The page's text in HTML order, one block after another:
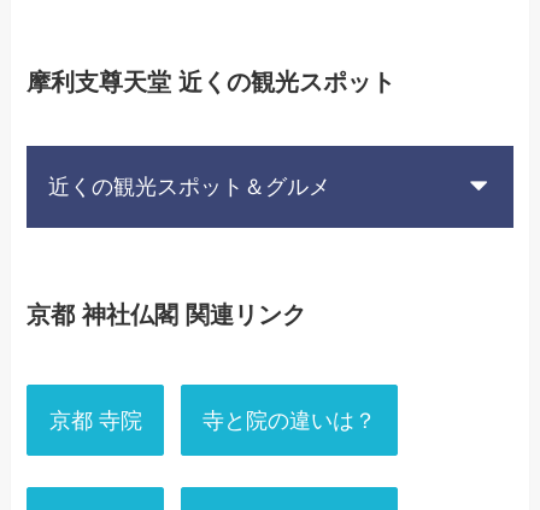
摩利支尊天堂 近くの観光スポット
近くの観光スポット＆グルメ
京都 神社仏閣 関連リンク
京都 寺院 寺と院の違いは？